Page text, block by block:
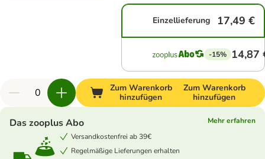
Einzellieferung 17,49 €
-15% 14,87
Zum Warenkorb
hinzufügen
Zum Warenkorb
hinzufügen
Das zooplus Abo
Mehr erfahren
Versandkostenfrei ab 39€
Regelmäßige Lieferungen erhalten